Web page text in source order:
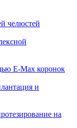
челюстей
E-Max коронок
и
на